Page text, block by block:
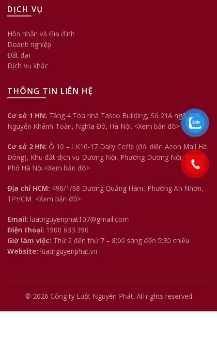
DỊCH VỤ
Hôn nhân và Gia đình
Doanh nghiệp
Đất đai
Dịch vụ khác
THÔNG TIN LIÊN HỆ
Cơ sở 1 HN: Tầng 4 Tòa nhà Tasco Building, Số 21A ngõ 158
Nguyễn Khánh Toàn, Nghĩa Đô, Hà Nội. <Xem bản đồ>
Cơ sở 2 HN: Ô 10 – LK16-17 Daily Coffe (đối diện Aeon Mall Hà
Đông), Khu đất dịch vụ Dương Nội, Phường Dương Nội, Thành
Phố Hà Nội.<Xem bản đồ>
Địa chỉ HCM: 496/1/68 Dương Quảng Hàm, Phường An Nhơn,
TPHCM <Xem bản đồ>
Email: luatnguyenphat107@gmail.com
Điện thoại: 1900 633 390
Giờ làm việc: Thứ 2 đến thứ 7 – 8:00 sáng đến 5:30 chiều
Website: luatnguyenphat.vn
© 2026 Công ty Luật Nguyên Phát. All rights reserved